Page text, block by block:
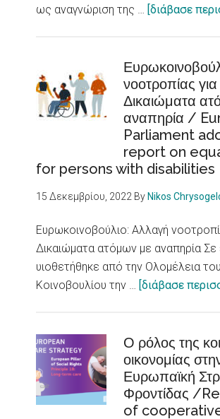
ως αναγνώριση της … [διάβασε
νοοτροπίας για
Δικαιώματα
αναπηρία /
Parliament
report on
for persons with disabilities
15 Δεκεμβρίου, 2022 By Nikos
Ευρωκοινοβούλιο: Αλλαγή
Δικαιώματα ατόμων με αναπηρία
υιοθετήθηκε από την Ολομέλεια
Κοινοβουλίου την … [διάβασε
Ο ρόλος της
οικονομίας
Ευρωπαϊκή
Φροντίδας /
of